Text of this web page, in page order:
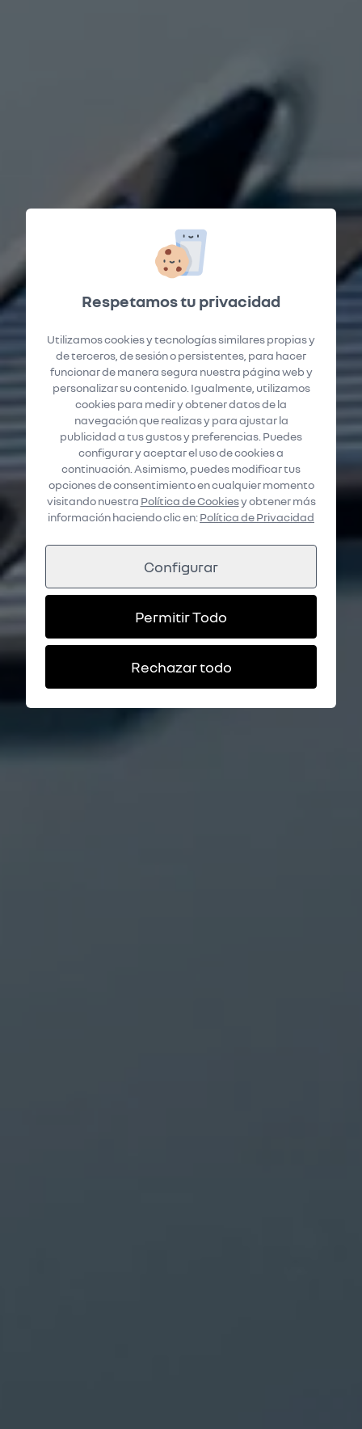
Respetamos tu privacidad
Utilizamos cookies y tecnologías similares propias y
de terceros, de sesión o persistentes, para hacer
funcionar de manera segura nuestra página web y
personalizar su contenido. Igualmente, utilizamos
cookies para medir y obtener datos de la
navegación que realizas y para ajustar la
publicidad a tus gustos y preferencias. Puedes
configurar y aceptar el uso de cookies a
continuación. Asimismo, puedes modificar tus
opciones de consentimiento en cualquier momento
visitando nuestra Política de Cookiesy obtener más
información haciendo clic en:Política de Privacidad
Configurar
Permitir Todo
Rechazar todo